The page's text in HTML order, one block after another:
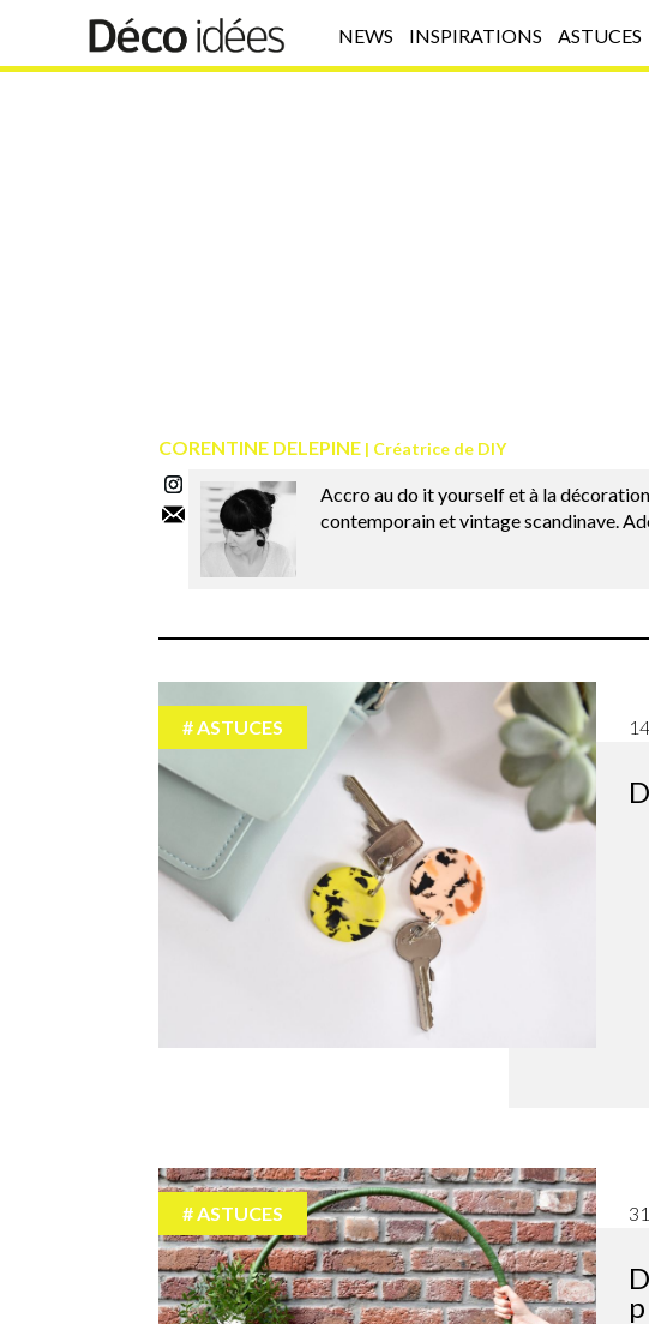
NEWS INSPIRATIONS ASTUCES
CORENTINE DELEPINE Créatrice de DIY
Accro au do it yourself et à la
contemporain et vintage scandinave.
ASTUCES
ASTUCES